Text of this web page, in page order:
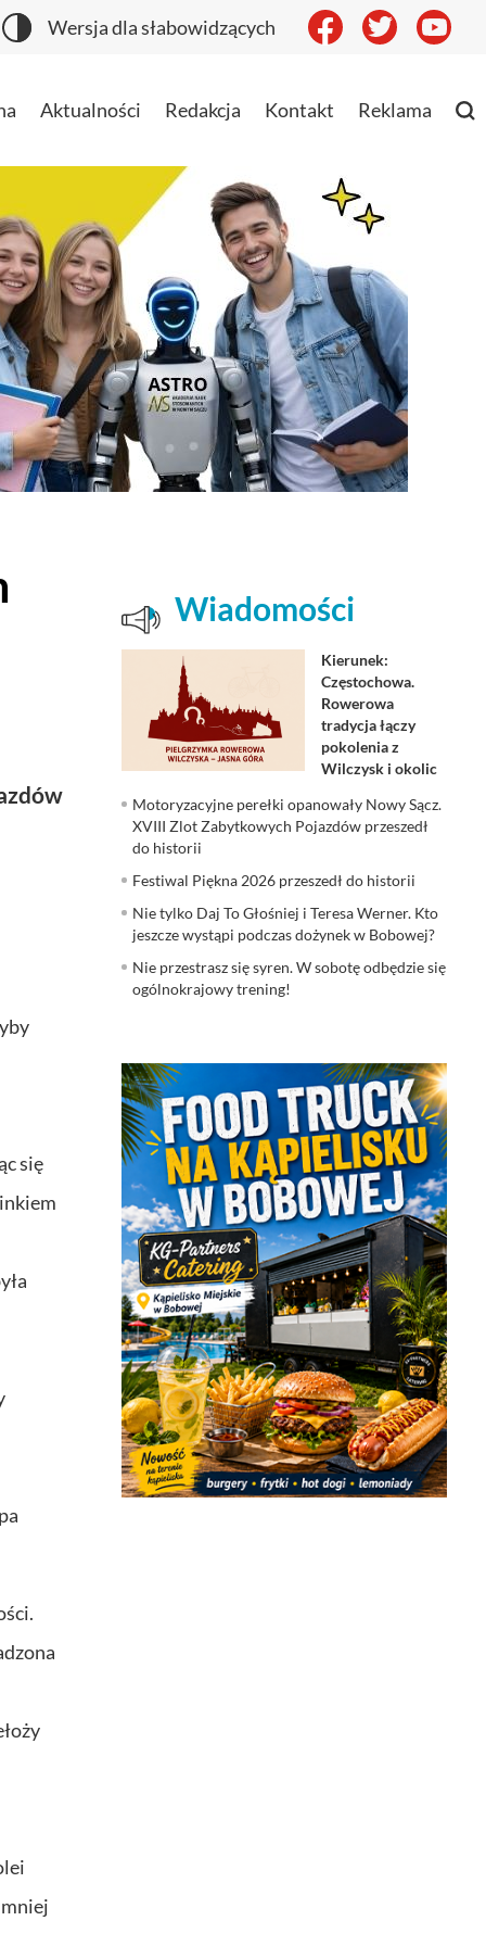
Wersja dla słabowidzących
Aktualności Redakcja Kontakt Reklama
się
Wiadomości
Kierunek:
Częstochowa.
Rowerowa
tradycja łączy
pokolenia z
Wilczysk i okolic
Motoryzacyjne perełki opanowały Nowy Sącz.
XVIII Zlot Zabytkowych Pojazdów przeszedł
do historii
Festiwal Piękna 2026 przeszedł do historii
Nie tylko Daj To Głośniej i Teresa Werner. Kto
jeszcze wystąpi podczas dożynek w Bobowej?
Nie przestrasz się syren. W sobotę odbędzie się
ogólnokrajowy trening!